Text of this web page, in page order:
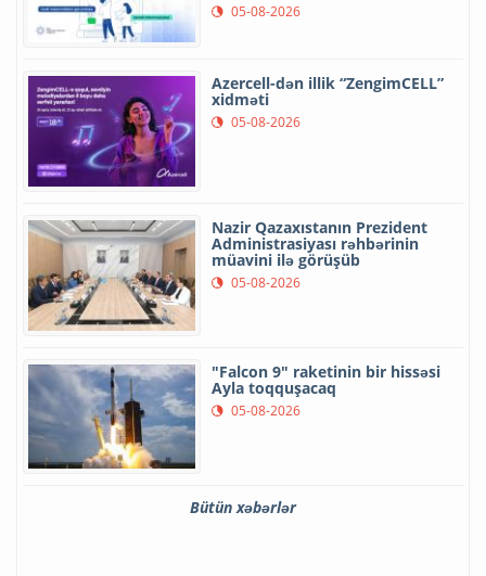
05-08-2026
Azercell-dən illik “ZengimCELL”
xidməti
05-08-2026
Nazir Qazaxıstanın Prezident
Administrasiyası rəhbərinin
müavini ilə görüşüb
05-08-2026
"Falcon 9" raketinin bir hissəsi
Ayla toqquşacaq
05-08-2026
Bütün xəbərlər